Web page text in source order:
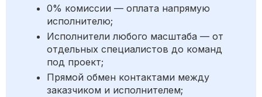
0% комиссии — оплата напрямую
исполнителю;
Исполнители любого масштаба — от
отдельных специалистов до команд
под проект;
Прямой обмен контактами между
заказчиком и исполнителем;